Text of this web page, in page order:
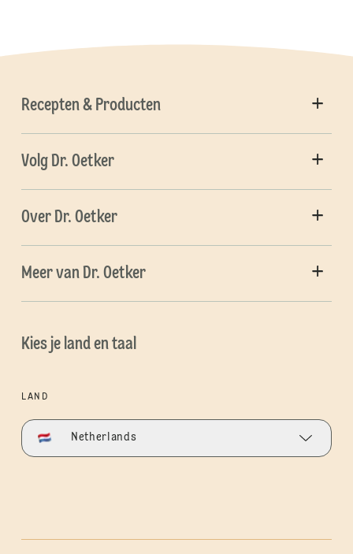
Recepten & Producten
Volg Dr. Oetker
Over Dr. Oetker
Meer van Dr. Oetker
Kies je land en taal
LAND
Netherlands